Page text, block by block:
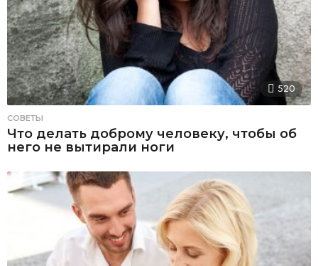
520
СОВЕТЫ
Что делать доброму человеку, чтобы об
него не вытирали ноги